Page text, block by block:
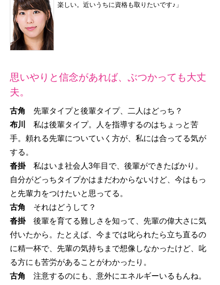
楽しい。近いうちに資格も取りたいです♪」
思いやりと信念があれば、ぶつかっても大丈
夫。
古角
先輩タイプと後輩タイプ、二人はどっち？
布川
私は後輩タイプ。人を指導するのはちょっと苦
手。頼れる先輩についていく方が、私には合ってる気が
する。
沓掛私はいま社会人3年目で、後輩ができたばかり。
自分がどっちタイプかはまだわからないけど、今はもっ
と先輩力をつけたいと思ってる。
古角
それはどうして？
沓掛後輩を育てる難しさを知って、先輩の偉大さに気
付いたから。たとえば、今までは叱られたら立ち直るの
に精一杯で、先輩の気持ちまで想像しなかったけど、叱
る方にも苦労があることがわかったり。
古角
注意するのにも、意外にエネルギーいるもんね。